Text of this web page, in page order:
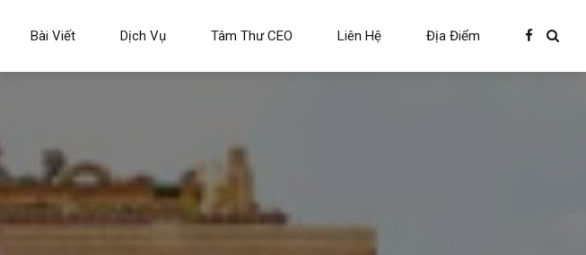
Bài Viết Dịch Vụ Tâm Thư CEO Liên Hệ Địa Điểm